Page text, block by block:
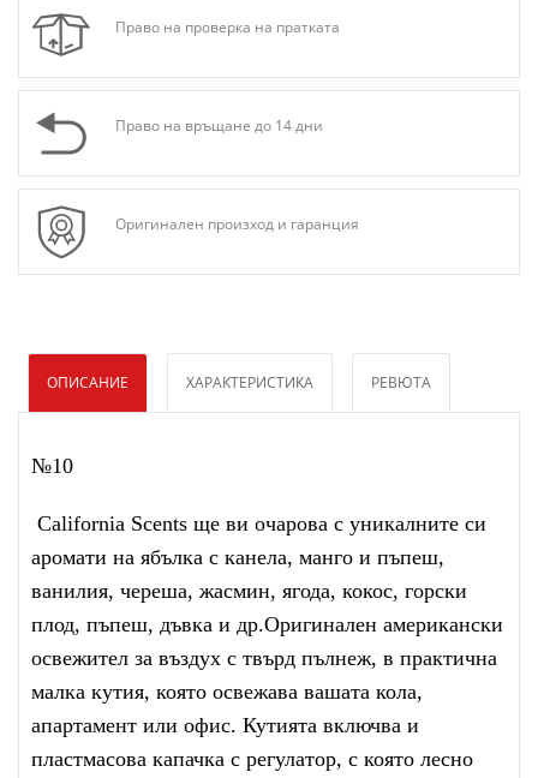
Право на проверка на пратката
Право на връщане до 14 дни
Оригинален произход и гаранция
ОПИСАНИЕ ХАРАКТЕРИСТИКА РЕВЮТА
№10
California Scents ще ви очарова с уникалните си
аромати на ябълка с канела, манго и пъпеш,
ванилия, череша, жасмин, ягода, кокос, горски
плод, пъпеш, дъвка и др.Оригинален американски
освежител за въздух с твърд пълнеж, в практична
малка кутия, която освежава вашата кола,
апартамент или офис. Кутията включва и
пластмасова капачка с регулатор, с която лесно